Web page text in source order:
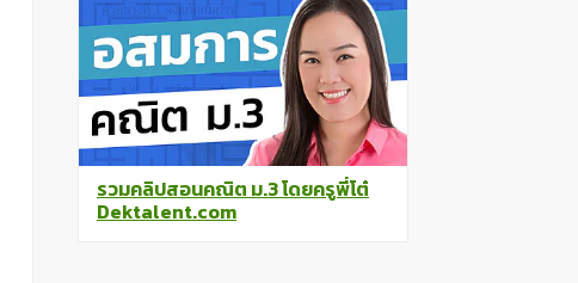
รวมคลิปสอนคณิต ม.3 โดยครูพี่โต๋
Dektalent.com